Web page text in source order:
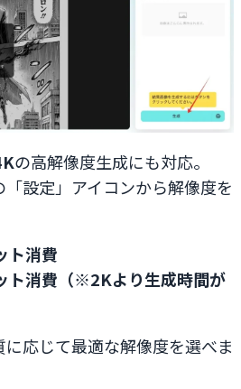
の高解像度生成にも対応。
「設定」アイコンから解像度を
ト消費
ト消費（※2Kより生成時間が
応じて最適な解像度を選べま